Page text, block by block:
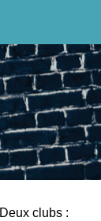
Deux clubs :